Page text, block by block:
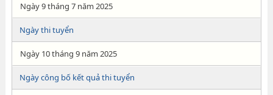
Ngày 9 tháng 7 năm 2025
Ngày thi tuyển
Ngày 10 tháng 9 năm 2025
Ngày công bố kết quả thi tuyển